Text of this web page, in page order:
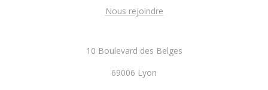
Nous rejoindre
10 Boulevard des Belges
69006 Lyon